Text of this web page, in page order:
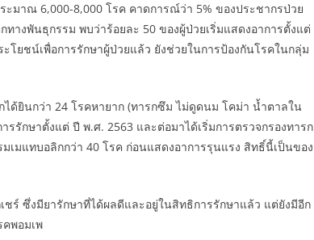
มาณ 6,000-8,000 โรค คาดการณ์ว่า 5% ของประชากรป่วย
างพันธุกรรม พบว่าร้อยละ 50 ของผู้ป่วยเริ่มแสดงอาการตั้งแต่
ยชน์เพื่อการรักษาผู้ป่วยแล้ว ยังช่วยในการป้องกันโรคในกลุ่ม
ด้ยินกว่า 24 โรคหายาก (ทารกซึม ไม่ดูดนม โคม่า น้ำตาลใน
รักษาตั้งแต่ ปี พ.ศ. 2563 และต่อมาได้เริ่มการตรวจกรองทารก
มแทบอลิกกว่า 40 โรค ก่อนแสดงอาการรุนแรง สิทธิ์นี้เป็นของ
ร์ ซึ่งมียารักษาที่ได้ผลดีและอยู่ในสิทธิการรักษาแล้ว แต่ยังมีอีก
คพอมเพ